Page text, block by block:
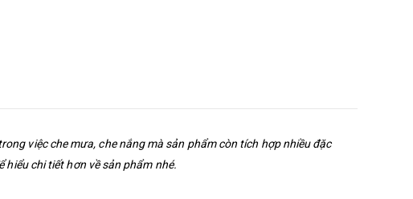
việc che mưa, che nắng mà sản phẩm còn tích hợp nhiều đặc
chi tiết hơn về sản phẩm nhé.